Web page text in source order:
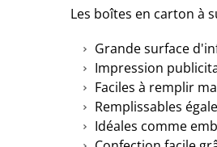
Les boîtes en carton à
Grande surface
Impression
Faciles à remplir
Remplissables
Idéales comme